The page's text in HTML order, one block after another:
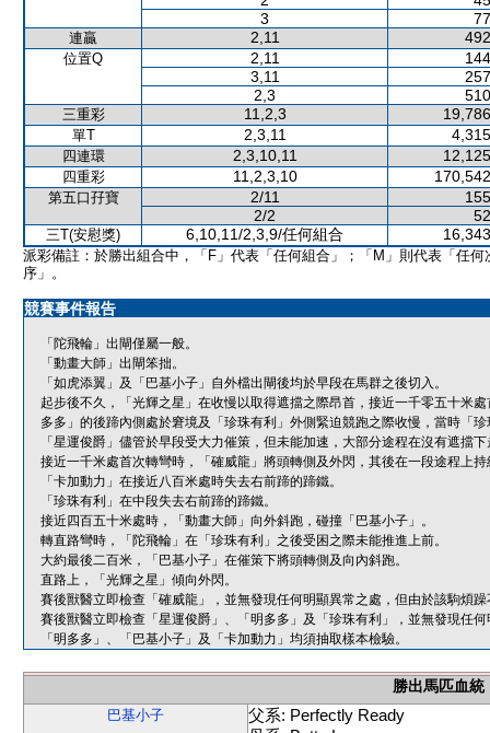
3
連贏 2,11
位置Q 2,11
3,11
2,3
三重彩 11,2,3
單T 2,3,11
四連環 2,3,10,11
四重彩 11,2,3,10
第五口孖寶 2/11
2/2
三T(安慰獎) 6,10,11/2,3,9/任何組合
派彩備註：於勝出組合中，「F」代表「任何組合」；「M」則代表「任何
序」。
競賽事件報告
「陀飛輪」出閘僅屬一般。
「動畫大師」出閘笨拙。
「如虎添翼」及「巴基小子」自外檔出閘後均於早段在馬群之後切入。
起步後不久，「光輝之星」在收慢以取得遮擋之際昂首，接近一千零五十米
多多」的後蹄內側處於窘境及「珍珠有利」外側緊迫競跑之際收慢，當時「
「星運俊爵」儘管於早段受大力催策，但未能加速，大部分途程在沒有遮擋
接近一千米處首次轉彎時，「確威龍」將頭轉側及外閃，其後在一段途程上持
「卡加動力」在接近八百米處時失去右前蹄的蹄鐵。
「珍珠有利」在中段失去右前蹄的蹄鐵。
接近四百五十米處時，「動畫大師」向外斜跑，碰撞「巴基小子」。
轉直路彎時，「陀飛輪」在「珍珠有利」之後受困之際未能推進上前。
大約最後二百米，「巴基小子」在催策下將頭轉側及向內斜跑。
直路上，「光輝之星」傾向外閃。
賽後獸醫立即檢查「確威龍」，並無發現任何明顯異常之處，但由於該駒煩
賽後獸醫立即檢查「星運俊爵」、「明多多」及「珍珠有利」，並無發現任
「明多多」、「巴基小子」及「卡加動力」均須抽取樣本檢驗。
勝出馬匹血統
巴基小子
父系: Perfectly Ready